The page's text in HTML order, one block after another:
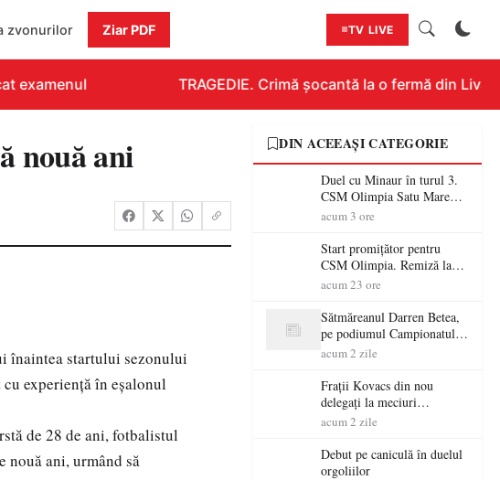
zvonurilor Ziar PDF TV LIVE
examenul TRAGEDIE. Crimă șocantă la o fermă din
nouă ani
înaintea startului sezonului
experiență în eșalonul
de 28 de ani, fotbalistul
nouă ani, urmând să
DIN ACEEAȘI CATEGORIE
Duel cu Minaur în turul 3.
CSM Olimpia Satu Mare
începe aventura în Cupa
acum 3 ore
Start promițător pentru
CSM Olimpia. Remiză la
Dumbrăvița în debutul
acum 23 ore
Sătmăreanul Darren Betea,
pe podiumul Campionatului
European RMC CE, după
lui Kimi Räikkönen
acum 2 zile
Frații Kovacs din nou
delegați la meciuri
importante în Europa
acum 2 zile
Debut pe caniculă în duelul
orgoliilor